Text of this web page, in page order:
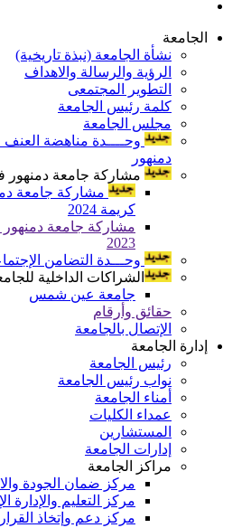
الجامعة
نشأة الجامعة (نبذة تاريخية)
الرؤية والرسالة والاهداف
التطوير المجتمعى
كلمة رئيس الجامعة
مجلس الجامعة
وحــــدة مناهضة العنف
دمنهور
مشاركة جامعة دمنهور
مشاركة جامعة
كريمة 2024
مشاركة جامعة دمنهور
2023
وحـــدة التضامن
الشراكات الداخلية
جامعة عين شمس
حقائق وأرقام
الإتصال بالجامعة
إدارة الجامعة
رئيس الجامعة
نواب رئيس الجامعة
أمناء الجامعة
عمداء الكليات
المستشارين
إدارات الجامعة
مراكز الجامعة
مركز ضمان الجودة
مركز التعليم والإدارة
مركز دعم وإتخاذ القرار